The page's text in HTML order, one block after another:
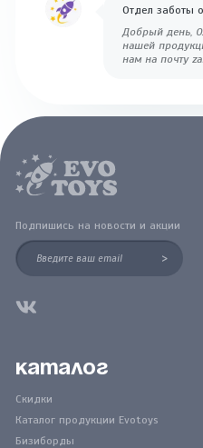
Отдел заботы
Добрый день,
нашей
нам на почту
Подпишись на новости и акции
>
Каталог
Скидки
Каталог продукции Evotoys
Бизиборды